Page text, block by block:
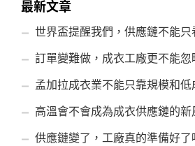
最新文章
世界盃提醒我們，供應鏈不能只
訂單變難做，成衣工廠更不能
孟加拉成衣業不能只靠規模和低
高溫會不會成為成衣供應鏈的新
供應鏈變了，工廠真的準備好了